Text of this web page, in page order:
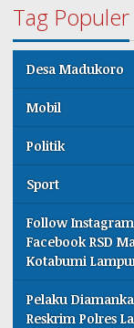
Tag Populer
Desa Madukoro
Mobil
Politik
Sport
Follow
Facebook RSD
Kotabumi
Pelaku
Reskrim Polres